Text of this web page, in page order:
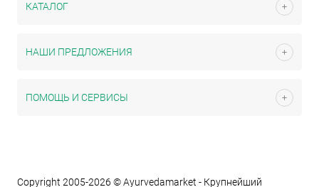
КАТАЛОГ
НАШИ ПРЕДЛОЖЕНИЯ
ПОМОЩЬ И СЕРВИСЫ
Copyright 2005-2026 © Ayurvedamarket - Крупнейший